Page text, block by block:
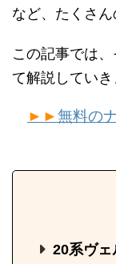
など、たくさん
この記事では
て解説していき
►►無料の
20系ヴェ